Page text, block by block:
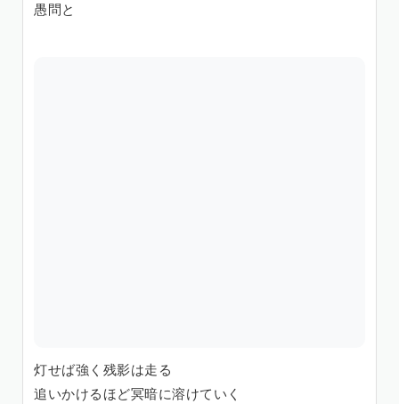
愚問と
灯せば強く残影は走る
追いかけるほど冥暗に溶けていく